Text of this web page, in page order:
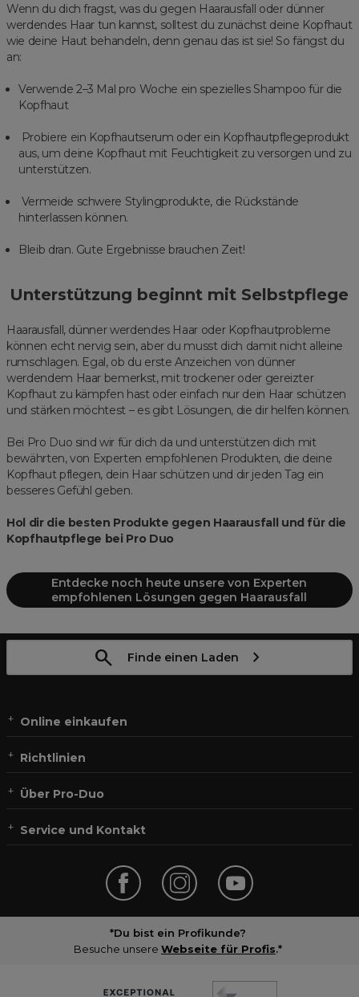
Wenn du dich fragst, was du gegen Haarausfall oder dünner
werdendes Haar tun kannst, solltest du zunächst deine Kopfhaut
wie deine Haut behandeln, denn genau das ist sie! So fängst du
an:
Verwende 2–3 Mal pro Woche ein spezielles Shampoo für die
Kopfhaut
Probiere ein Kopfhautserum oder ein Kopfhautpflegeprodukt
aus, um deine Kopfhaut mit Feuchtigkeit zu versorgen und zu
unterstützen.
Vermeide schwere Stylingprodukte, die Rückstände
hinterlassen können.
Bleib dran. Gute Ergebnisse brauchen Zeit!
Unterstützung beginnt mit Selbstpflege
Haarausfall, dünner werdendes Haar oder Kopfhautprobleme
können echt nervig sein, aber du musst dich damit nicht alleine
rumschlagen. Egal, ob du erste Anzeichen von dünner
werdendem Haar bemerkst, mit trockener oder gereizter
Kopfhaut zu kämpfen hast oder einfach nur dein Haar schützen
und stärken möchtest – es gibt Lösungen, die dir helfen können.
Bei Pro Duo sind wir für dich da und unterstützen dich mit
bewährten, von Experten empfohlenen Produkten, die deine
Kopfhaut pflegen, dein Haar schützen und dir jeden Tag ein
besseres Gefühl geben.
Hol dir die besten Produkte gegen Haarausfall und für die
Kopfhautpflege bei Pro Duo
Entdecke noch heute unsere von Experten
empfohlenen Lösungen gegen Haarausfall
Finde einen Laden
Online einkaufen
Richtlinien
Über Pro-Duo
Service und Kontakt
*Du bist ein Profikunde?
Besuche unsere Webseite für Profis.*